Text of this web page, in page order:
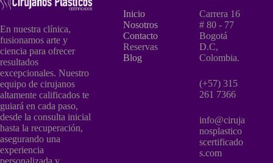
En nuestra clínica,
fusionamos arte y
ciencia para ofrecer
resultados
excepcionales. Nuestro
equipo de cirujanos
altamente calificados te
guiará en cada paso,
desde la consulta inicial
hasta la recuperación,
asegurando una
experiencia
Inicio
Nosotros
Contacto
Reservas
Blog
Carrera 16
# 80 - 77
Bogotá
D.C,
Colombia.
(+57) 315
261 7366
info@ciruja
nosplastico
scertificado
s.com